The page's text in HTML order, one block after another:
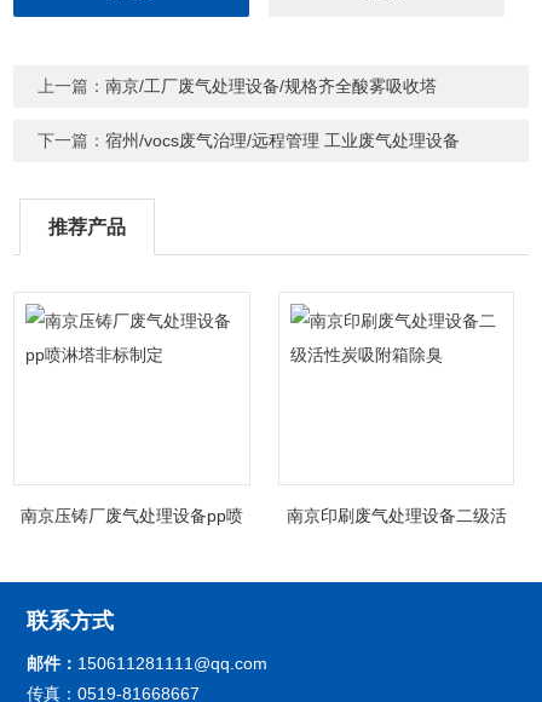
上一篇：南京/工厂废气处理设备/规格齐全酸雾吸收塔
下一篇：宿州/vocs废气治理/远程管理 工业废气处理设备
推荐产品
南京压铸厂废气处理设备pp喷
南京印刷废气处理设备二级活
联系方式
邮件： 150611281111@qq.com
传真：0519-81668667